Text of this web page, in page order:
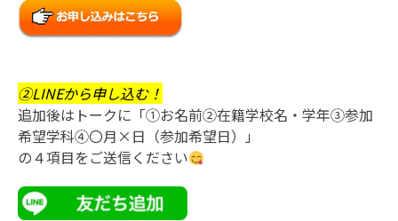
②LINEから申し込む！
追加後はトークに「①お名前②在籍学校名・学年③参加
希望学科④〇月×日（参加希望日）」
の４項目をご送信ください